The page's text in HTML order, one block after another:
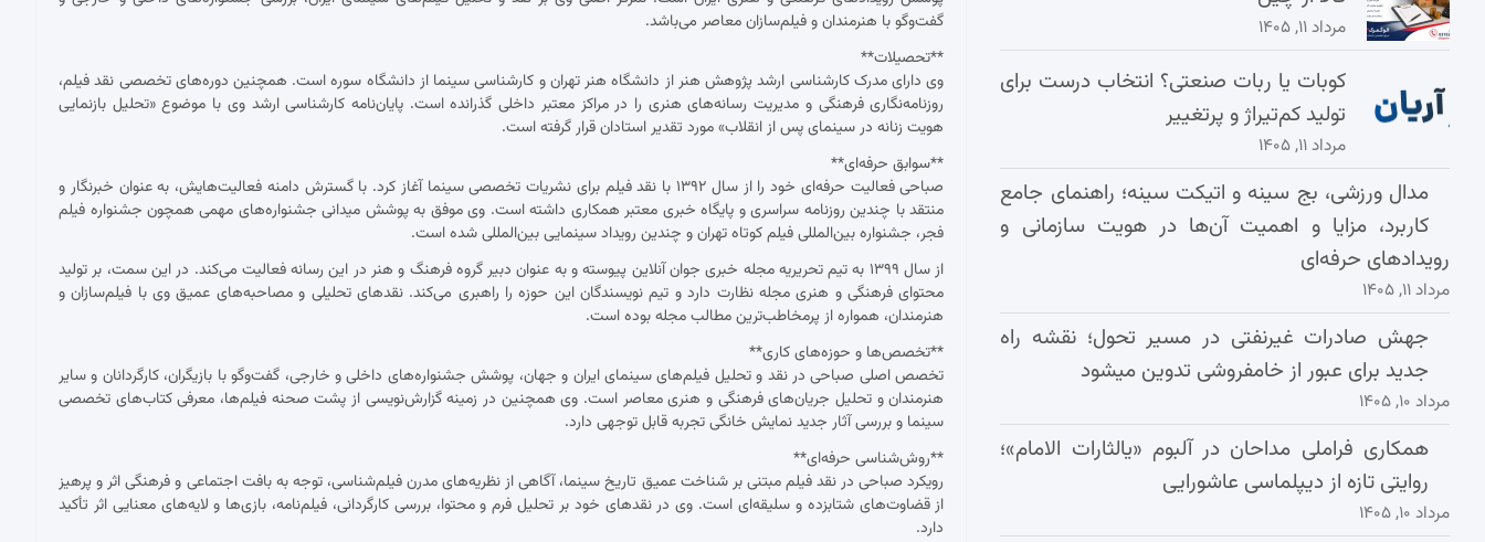
گفت‌وگو با هنرمندان و فیلم‌سازان معاصر می‌باشد.
**تحصیلات**
وی دارای مدرک کارشناسی ارشد پژوهش هنر از دانشگاه هنر تهران و کارشناسی سینما از دانشگاه سوره است. همچنین دوره‌های تخصصی نقد فیلم،
روزنامه‌نگاری فرهنگی و مدیریت رسانه‌های هنری را در مراکز معتبر داخلی گذرانده است. پایان‌نامه کارشناسی ارشد وی با موضوع «تحلیل بازنمایی
هویت زنانه در سینمای پس از انقلاب» مورد تقدیر استادان قرار گرفته است.
**سوابق حرفه‌ای**
صباحی فعالیت حرفه‌ای خود را از سال ۱۳۹۲ با نقد فیلم برای نشریات تخصصی سینما آغاز کرد. با گسترش دامنه فعالیت‌هایش، به عنوان خبرنگار و
منتقد با چندین روزنامه سراسری و پایگاه خبری معتبر همکاری داشته است. وی موفق به پوشش میدانی جشنواره‌های مهمی همچون جشنواره فیلم
فجر، جشنواره بین‌المللی فیلم کوتاه تهران و چندین رویداد سینمایی بین‌المللی شده است.
از سال ۱۳۹۹ به تیم تحریریه مجله خبری جوان آنلاین پیوسته و به عنوان دبیر گروه فرهنگ و هنر در این رسانه فعالیت می‌کند. در این سمت، بر تولید
محتوای فرهنگی و هنری مجله نظارت دارد و تیم نویسندگان این حوزه را راهبری می‌کند. نقدهای تحلیلی و مصاحبه‌های عمیق وی با فیلم‌سازان و
هنرمندان، همواره از پرمخاطب‌ترین مطالب مجله بوده است.
**تخصص‌ها و حوزه‌های کاری**
تخصص اصلی صباحی در نقد و تحلیل فیلم‌های سینمای ایران و جهان، پوشش جشنواره‌های داخلی و خارجی، گفت‌وگو با بازیگران، کارگردانان و سایر
هنرمندان و تحلیل جریان‌های فرهنگی و هنری معاصر است. وی همچنین در زمینه گزارش‌نویسی از پشت صحنه فیلم‌ها، معرفی کتاب‌های تخصصی
سینما و بررسی آثار جدید نمایش خانگی تجربه قابل توجهی دارد.
**روش‌شناسی حرفه‌ای**
رویکرد صباحی در نقد فیلم مبتنی بر شناخت عمیق تاریخ سینما، آگاهی از نظریه‌های مدرن فیلم‌شناسی، توجه به بافت اجتماعی و فرهنگی اثر و پرهیز
از قضاوت‌های شتابزده و سلیقه‌ای است. وی در نقدهای خود بر تحلیل فرم و محتوا، بررسی کارگردانی، فیلم‌نامه، بازی‌ها و لایه‌های معنایی اثر تأکید
دارد.
مرداد ۱۱, ۱۴۰۵
کوبات یا ربات صنعتی؟ انتخاب درست برای
تولید کم‌تیراژ و پرتغییر
مرداد ۱۱, ۱۴۰۵
مدال ورزشی، بج سینه و اتیکت سینه؛ راهنمای جامع
کاربرد، مزایا و اهمیت آن‌ها در هویت سازمانی و
رویدادهای حرفه‌ای
مرداد ۱۱, ۱۴۰۵
جهش صادرات غیرنفتی در مسیر تحول؛ نقشه راه
جدید برای عبور از خامفروشی تدوین میشود
مرداد ۱۰, ۱۴۰۵
همکاری فراملی مداحان در آلبوم «یالثارات الامام»؛
روایتی تازه از دیپلماسی عاشورایی
مرداد ۱۰, ۱۴۰۵